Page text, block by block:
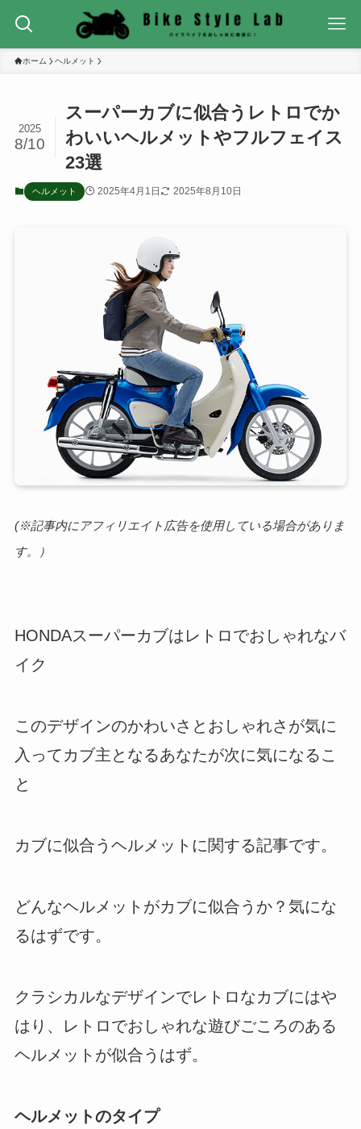
ホーム ヘルメット
スーパーカブに似合うレトロでか
わいいヘルメットやフルフェイス
23選
2025
8/10
ヘルメット 2025年4月1日 2025年8月10日
(※記事内にアフィリエイト広告を使用している場合がありま
す。）
HONDAスーパーカブはレトロでおしゃれなバ
イク
このデザインのかわいさとおしゃれさが気に
入ってカブ主となるあなたが次に気になるこ
と
カブに似合うヘルメットに関する記事です。
どんなヘルメットがカブに似合うか？気にな
るはずです。
クラシカルなデザインでレトロなカブにはや
はり、レトロでおしゃれな遊びごころのある
ヘルメットが似合うはず。
ヘルメットのタイプ